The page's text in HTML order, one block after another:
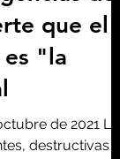
el
de
que el
"la